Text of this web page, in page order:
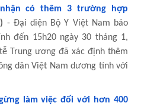
có thêm 3 trường hợp
- Đại diện Bộ Y Việt Nam báo
đến 15h20 ngày 30 tháng 1,
Trung ương đã xác định thêm
dân Việt Nam dương tính với
làm việc đối với hơn 400